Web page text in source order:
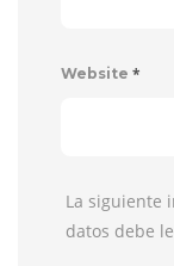
Website *
La siguiente
datos debe